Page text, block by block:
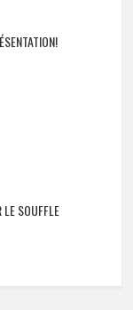
SOUFFLE